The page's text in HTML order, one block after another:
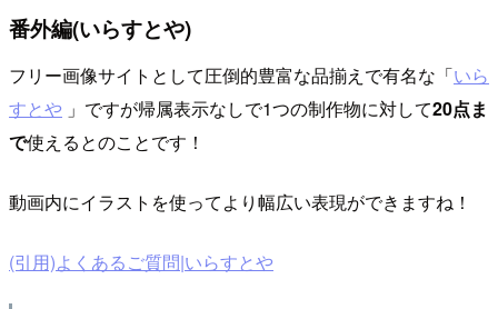
番外編(いらすとや)
フリー画像サイトとして圧倒的豊富な品揃えで有名な「いら
すとや 」ですが帰属表示なしで1つの制作物に対して20点ま
で使えるとのことです！
動画内にイラストを使ってより幅広い表現ができますね！
(引用)よくあるご質問|いらすとや